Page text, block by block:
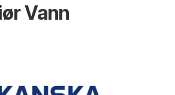
Vann